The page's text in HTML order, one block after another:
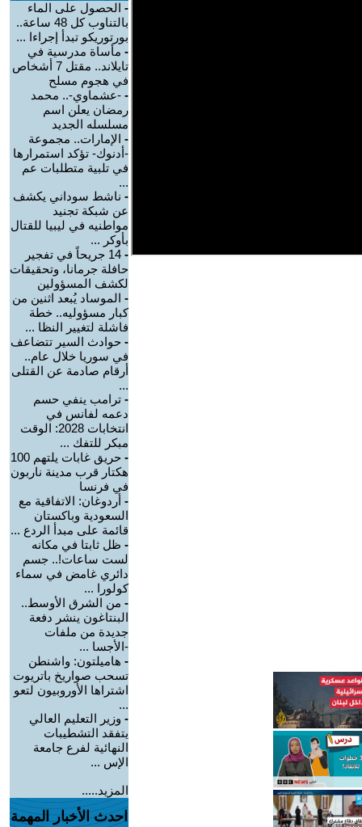
- الحصول على الماء
بالتناوب كل 48 ساعة..
بورتوريكو تبدأ إجراءا ...
- مأساة مدرسية في
تايلاند.. مقتل 7 أشخاص
في هجوم مسلح
- -عشماوي-.. محمد
رمضان يعلن اسم
مسلسله الجديد
- الإمارات.. مجموعة
-أدنوك- تؤكد استمرارها
في تلبية متطلبات عم
...
- ناشط سوداني يكشف
عن شبكة تجنيد
مواطنيه في ليبيا للقتال
بأوكر ...
-
14 جريحاً في تفجير
حافلة جرمانا، وتحقيقات
لكشف المسؤولين
- الموساد يُبعد اثنين من
كبار مسؤوليه.. خطة
فاشلة لتغيير النظا ...
- حوادث السير تتضاعف
في سوريا خلال عام..
أرقام صادمة عن القتلى
...
- ترامب ينفي حسم
دعمه لفانس في
انتخابات 2028: الوقت
مبكر للتفك ...
-
حريق غابات يلتهم 100
هكتار قرب مدينة ناربون
في فرنسا
- أردوغان: الاتفاقية مع
السعودية وباكستان
قائمة على مبدأ الردع ...
- ظل ثابتا في مكانه
لست ساعات!.. جسم
دائري غامض في سماء
كولورا ...
- من الشرق الأوسط..
البنتاغون ينشر دفعة
جديدة من ملفات
-الأجسا ...
- هاميلتون: واشنطن
تسحب صواريخ باتريوت
اشتراها الأوروبيون لتعو
...
- وزير التعليم العالي
يتفقد التشطيبات
النهائية لفرع جامعة
الإس ...
المزيد.....
احدث الأخبار المهمة